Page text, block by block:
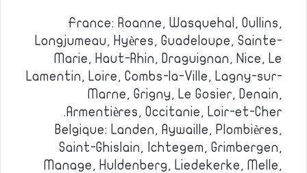
France: Roanne, Wasquehal, Oullins,
Longjumeau, Hyères, Guadeloupe, Sainte-
Marie, Haut-Rhin, Draguignan, Nice, Le
Lamentin, Loire, Combs-la-Ville, Lagny-sur-
Marne, Grigny, Le Gosier, Denain,
Armentières, Occitanie, Loir-et-Cher.
Belgique: Landen, Aywaille, Plombières,
Saint-Ghislain, Ichtegem, Grimbergen,
Manage, Huldenberg, Liedekerke, Melle,